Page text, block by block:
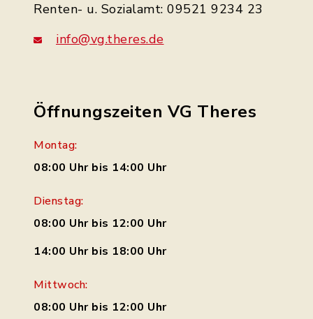
Renten- u. Sozialamt: 09521 9234 23
info@vg.theres.de
Öffnungszeiten VG Theres
Montag:
08:00 Uhr bis 14:00 Uhr
Dienstag:
08:00 Uhr bis 12:00 Uhr
14:00 Uhr bis 18:00 Uhr
Mittwoch:
08:00 Uhr bis 12:00 Uhr